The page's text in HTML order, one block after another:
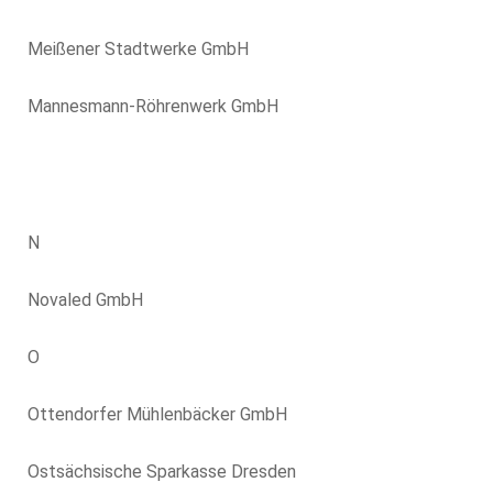
Meißener Stadtwerke GmbH
Mannesmann-Röhrenwerk GmbH
N
Novaled GmbH
O
Ottendorfer Mühlenbäcker GmbH
Ostsächsische Sparkasse Dresden